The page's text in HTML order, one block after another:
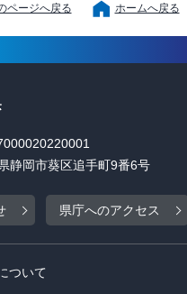
ページへ戻る ホームへ戻る
岡市葵区追手町9番6号
県庁へのアクセス
ついて